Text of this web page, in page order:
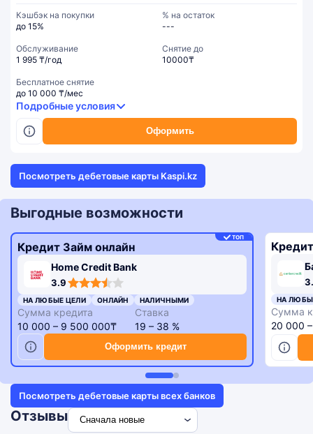
Оформить
Кэшбэк на покупки
до 15%
% на остаток
---
Обслуживание
1 995 ₸/год
Cнятие до
10000₸
Бесплатное снятие
до 10 000 ₸/мес
Подробные условия
Посмотреть дебетовые карты Kaspi.kz
Выгодные возможности
ТОП
Кредит Займ онлайн
Home Credit Bank
3.9
rating
НА ЛЮБЫЕ ЦЕЛИ ОНЛАЙН НАЛИЧНЫМИ
Сумма кредита
10 000 – 9 500 000₸
Ставка
19 – 38 %
Оформить кредит
НА
Сумма
20 000
Посмотреть дебетовые карты всех банков
Отзывы